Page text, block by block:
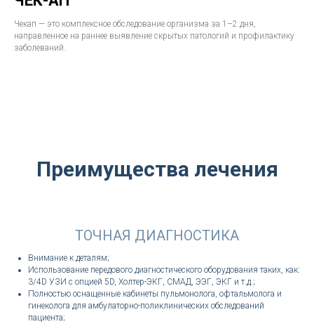
Чекап — это комплексное обследование организма за 1–2 дня,
направленное на раннее выявление скрытых патологий и профилактику
заболеваний.
Преимущества лечения
ТОЧНАЯ ДИАГНОСТИКА
Внимание к деталям;
Использование передового диагностического оборудования таких, как:
3/4D УЗИ с опцией 5D, Холтер-ЭКГ, СМАД, ЭЭГ, ЭКГ и т.д.;
Полностью оснащенные кабинеты пульмонолога, офтальмолога и
гинеколога для амбулаторно-поликлинических обследований
пациента;